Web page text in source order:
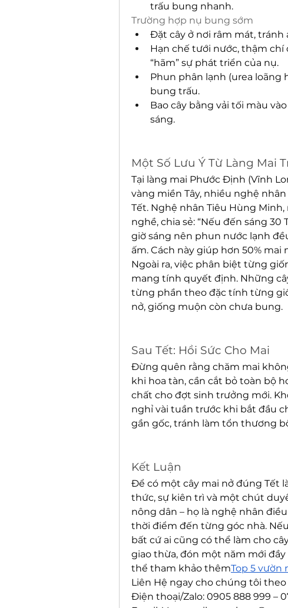
trấu bung nhanh.
Trường hợp nụ bung sớm
Đặt cây ở nơi râm mát, tránh
Hạn chế tưới nước, thậm
“hãm” sự phát triển của nụ.
Phun phân lạnh (urea loãng
bung trấu.
Bao cây bằng vải tối màu
sáng.
Một Số Lưu Ý Từ Làng Mai
Tại làng mai Phước Định (Vĩnh
vàng miền Tây, nhiều nghệ
Tết. Nghệ nhân Tiêu Hùng
nghề, chia sẻ: “Nếu đến sáng
giờ sáng nên phun nước lạnh
ấm. Cách này giúp hơn 50% mai
Ngoài ra, việc phân biệt từng
mang tính quyết định. Những
từng phần theo đặc tính từng
nở, giống muộn còn chưa bung.
Sau Tết: Hồi Sức Cho Mai
Đừng quên rằng chăm mai
khi hoa tàn, cần cắt bỏ toàn bộ
chất cho đợt sinh trưởng mới.
nghỉ vài tuần trước khi bắt đầu
gần gốc, tránh làm tổn thương
Kết Luận
Để có một cây mai nở đúng Tết
thức, sự kiên trì và một chút
nông dân – họ là nghệ nhân
thời điểm đến từng góc nhà.
bất cứ ai cũng có thể làm cho
giao thừa, đón một năm mới
thể tham khảo thêmTop 5 vườn
Liên Hệ ngay cho chúng tôi
Điện thoại/Zalo: 0905 888 999 –